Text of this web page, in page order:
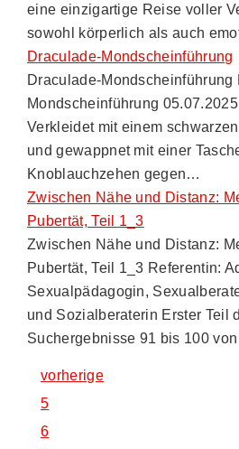
eine einzigartige Reise voller
sowohl körperlich als auch
Draculade-Mondscheinführung
Draculade-Mondscheinführung
Mondscheinführung
Verkleidet mit einem
und gewappnet mit einer
Knoblauchzehen gegen…
Zwischen Nähe und Distanz:
Pubertät, Teil 1_3
Zwischen Nähe und Distanz:
Pubertät, Teil 1_3 Referentin:
Sexualpädagogin,
und Sozialberaterin Erster Teil
Suchergebnisse 91 bis 100
vorherige
5
6